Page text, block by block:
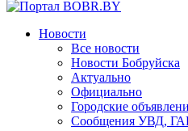
Новости
Все новости
Новости Бобруйска
Актуально
Официально
Городские
Сообщения УВД,